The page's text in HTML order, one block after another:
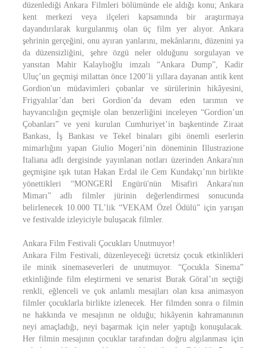
düzenlediği Ankara Filmleri bölümünde ele aldığı konu; Ankara
kent merkezi veya ilçeleri kapsamında bir araştırmaya
dayandırılarak kurgulanmış olan üç film yer alıyor. Ankara
şehrinin gerçeğini, onu ayıran yanlarını, mekânlarını, düzenini ya
da düzensizliğini, şehre özgü neler olduğunu sorgulayan ve
yansıtan Mahir Kalaylıoğlu imzalı “Ankara Dump”, Kadir
Uluç’un geçmişi milattan önce 1200’li yıllara dayanan antik kent
Gordion'un müdavimleri çobanlar ve sürülerinin hikâyesini,
Frigyalılar’dan beri Gordion’da devam eden tarımın ve
hayvancılığın geçmişle olan benzerliğini inceleyen “Gordion’un
Çobanları” ve yeni kurulan Cumhuriyet’in başkentinde Ziraat
Bankası, İş Bankası ve Tekel binaları gibi önemli eserlerin
mimarlığını yapan Giulio Mogeri’nin döneminin Illustrazione
Italiana adlı dergisinde yayınlanan notları üzerinden Ankara'nın
geçmişine ışık tutan Hakan Erdal ile Cem Kundakçı’nın birlikte
yönettikleri “MONGERİ Engürü'nün Misafiri Ankara'nın
Mimarı” adlı filmler jürinin değerlendirmesi sonucunda
belirlenecek 10.000 TL’lik “VEKAM Özel Ödülü” için yarışan
ve festivalde izleyiciyle buluşacak filmler.
Ankara Film Festivali Çocukları Unutmuyor!
Ankara Film Festivali, düzenleyeceği ücretsiz çocuk etkinlikleri
ile minik sinemaseverleri de unutmuyor. “Çocukla Sinema”
etkinliğinde film eleştirmeni ve senarist Burak Göral’ın seçtiği
renkli, eğlenceli ve çok anlamlı mesajları olan kısa animasyon
filmler çocuklarla birlikte izlenecek. Her filmden sonra o filmin
ne hakkında ve mesajının ne olduğu; hikâyenin kahramanının
neyi amaçladığı, neyi başarmak için neler yaptığı konuşulacak.
Her filmin mesajının çocuklar tarafından doğru algılanması için